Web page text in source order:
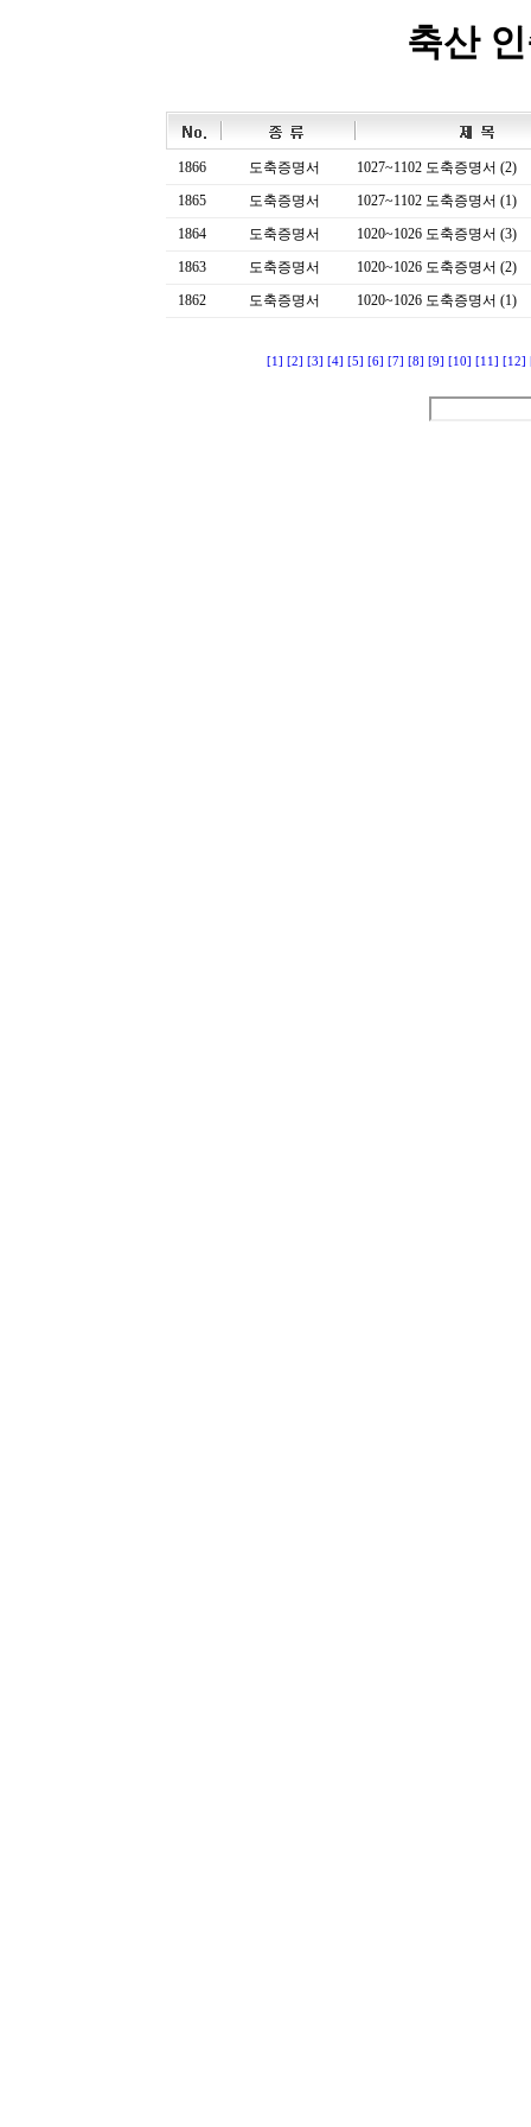
축산
1866 도축증명서
1027~1102 도축증명서 (2)
1865
도축증명서
1027~1102 도축증명서 (1)
1864
도축증명서
1020~1026 도축증명서 (3)
1863
도축증명서
1020~1026 도축증명서 (2)
1862
도축증명서 1020~1026 도축증명서 (1)
[1] [2] [3] [4] [5] [6] [7] [8] [9] [10] [11] [12]